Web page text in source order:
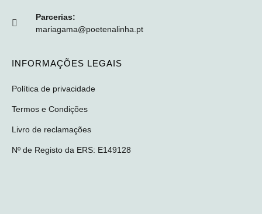
Parcerias:
mariagama@poetenalinha.pt
INFORMAÇÕES LEGAIS
Política de privacidade
Termos e Condições
Livro de reclamações
Nº de Registo da ERS: E149128